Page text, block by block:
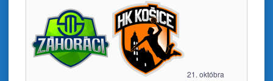
21. októbra